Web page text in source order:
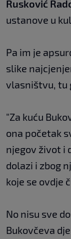
Rusković
ustanove u
Pa im je
slike
vlasništvu, tu
"Za kuću
ona početak
njegov život i
dolazi i zbog
koje se ovdje
No nisu sve
Bukovčeva